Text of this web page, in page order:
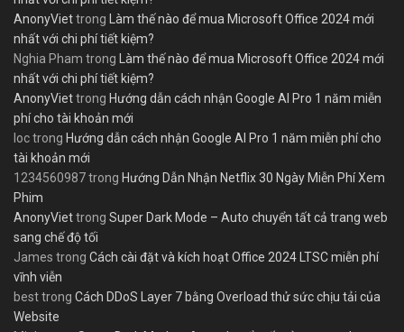
AnonyViettrong Làm thế nào để mua Microsoft Office 2024 mới
nhất với chi phí tiết kiệm?
Nghia Pham trong Làm thế nào để mua Microsoft Office 2024 mới
nhất với chi phí tiết kiệm?
AnonyViettrong Hướng dẫn cách nhận Google AI Pro 1 năm miễn
phí cho tài khoản mới
loctrong Hướng dẫn cách nhận Google AI Pro 1 năm miễn phí cho
tài khoản mới
1234560987trong Hướng Dẫn Nhận Netflix 30 Ngày Miễn Phí Xem
Phim
AnonyViettrong Super Dark Mode – Auto chuyển tất cả trang web
sang chế độ tối
James trong Cách cài đặt và kích hoạt Office 2024 LTSC miễn phí
vĩnh viễn
besttrong Cách DDoS Layer 7 bằng Overload thử sức chịu tải của
Website